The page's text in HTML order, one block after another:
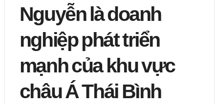
Nguyễn là doanh
nghiệp phát triển
mạnh của khu vực
châu Á Thái Bình